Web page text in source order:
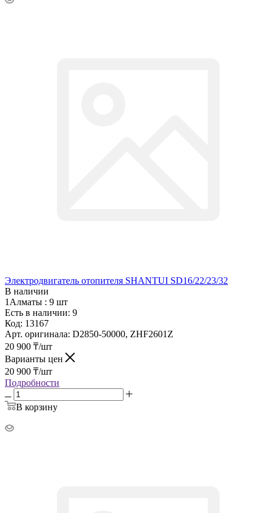
Электродвигатель отопителя SHANTUI SD16/22/23/32
В наличии
1Алматы : 9 шт
Есть в наличии: 9
Код: 13167
Арт. оригинала: D2850-50000, ZHF2601Z
20 900 ₸/шт
Варианты цен
20 900 ₸/шт
Подробности
В корзину